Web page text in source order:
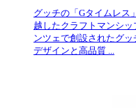
グッチの「Gタイムレス
越したクラフトマンシ
ンツェで創設されたグ
デザインと高品質 ...